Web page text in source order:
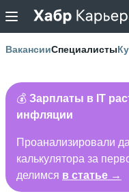
ВакансииСпециалисты
💰 Зарплаты в IT
инфляции
Проанализировали
калькулятора за
делимся в статье →